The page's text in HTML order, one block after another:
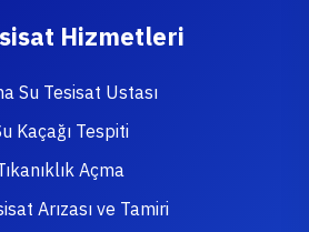
Hizmetleri
Su Tesisat Ustası
Kaçağı Tespiti
Açma
Arızası ve Tamiri